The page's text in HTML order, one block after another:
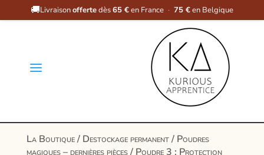
🚚Livraisonoffertedès65 €en France · 75 €en Belgique
a
La Boutique/ Destockage permanent/ Poudres
magiques – dernières pièces/ Poudre 3 : Protection